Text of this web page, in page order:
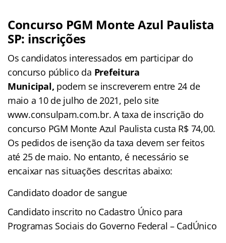
Concurso PGM Monte Azul Paulista
SP: inscrições
Os candidatos interessados em participar do
concurso público da Prefeitura
Municipal, podem se inscreverem entre 24 de
maio a 10 de julho de 2021, pelo site
www.consulpam.com.br. A taxa de inscrição do
concurso PGM Monte Azul Paulista custa R$ 74,00.
Os pedidos de isenção da taxa devem ser feitos
até 25 de maio. No entanto, é necessário se
encaixar nas situações descritas abaixo:
Candidato doador de sangue
Candidato inscrito no Cadastro Único para
Programas Sociais do Governo Federal – CadÚnico